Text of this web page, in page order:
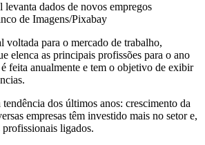
levanta dados de novos empregos
de Imagens/Pixabay
para o mercado de trabalho,
elenca as principais profissões para o ano
feita anualmente e tem o objetivo de exibir
dos últimos anos: crescimento da
empresas têm investido mais no setor e,
ligados.